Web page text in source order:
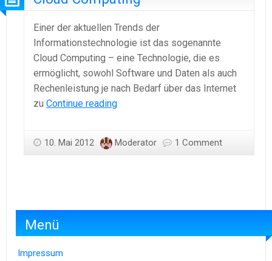
Einer der aktuellen Trends der
Informationstechnologie ist das sogenannte
Cloud Computing – eine Technologie, die es
ermöglicht, sowohl Software und Daten als auch
Rechenleistung je nach Bedarf über das Internet
zu Continue readingCloud
10. Mai 2012 Moderator 1 Comment
Menü
Impressum